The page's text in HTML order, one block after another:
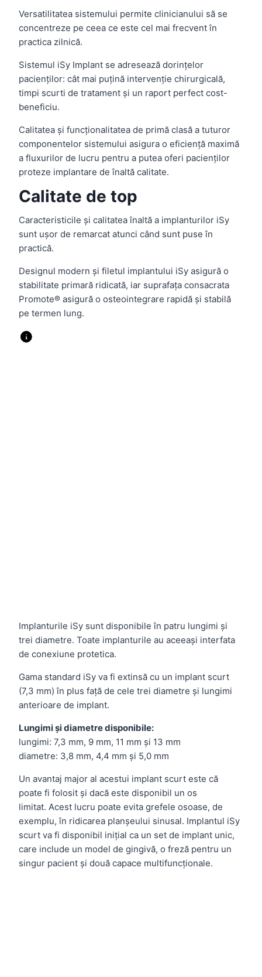
Versatilitatea sistemului permite clinicianului să se
concentreze pe ceea ce este cel mai frecvent în
practica zilnică.
Sistemul iSy Implant se adresează dorințelor
pacienților: cât mai puțină intervenție chirurgicală,
timpi scurti de tratament și un raport perfect cost-
beneficiu.
Calitatea și funcționalitatea de primă clasă a tuturor
componentelor sistemului asigura o eficiență maximă
a fluxurilor de lucru pentru a putea oferi pacienților
proteze implantare de înaltă calitate.
Calitate de top
Caracteristicile și calitatea înaltă a implanturilor iSy
sunt ușor de remarcat atunci când sunt puse în
practică.
Designul modern și filetul implantului iSy asigură o
stabilitate primară ridicată, iar suprafața consacrata
Promote® asigură o osteointegrare rapidă și stabilă
pe termen lung.
Implanturile iSy sunt disponibile în patru lungimi și
trei diametre. Toate implanturile au aceeași interfata
de conexiune protetica.
Gama standard iSy va fi extinsă cu un implant scurt
(7,3 mm) în plus față de cele trei diametre și lungimi
anterioare de implant.
Lungimi și diametre disponibile:
lungimi: 7,3 mm, 9 mm, 11 mm și 13 mm
diametre: 3,8 mm, 4,4 mm și 5,0 mm
Un avantaj major al acestui implant scurt este că
poate fi folosit și dacă este disponibil un os
limitat. Acest lucru poate evita grefele osoase, de
exemplu, în ridicarea planșeului sinusal. Implantul iSy
scurt va fi disponibil inițial ca un set de implant unic,
care include un model de gingivă, o freză pentru un
singur pacient și două capace multifuncționale.